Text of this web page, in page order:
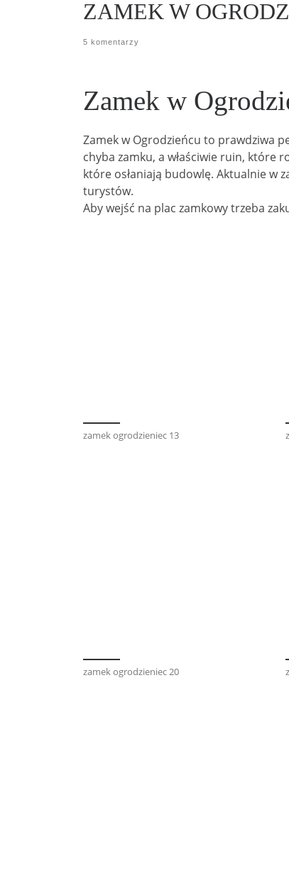
ZAMEK W
5 komentarzy
Zamek w
Zamek w Ogrodzieńcu to prawdziwa
chyba zamku, a właściwie ruin, które
które osłaniają budowlę. Aktualnie w
turystów.
Aby wejść na plac zamkowy trzeba
zamek ogrodzieniec 13
zamek ogrodzieniec 20